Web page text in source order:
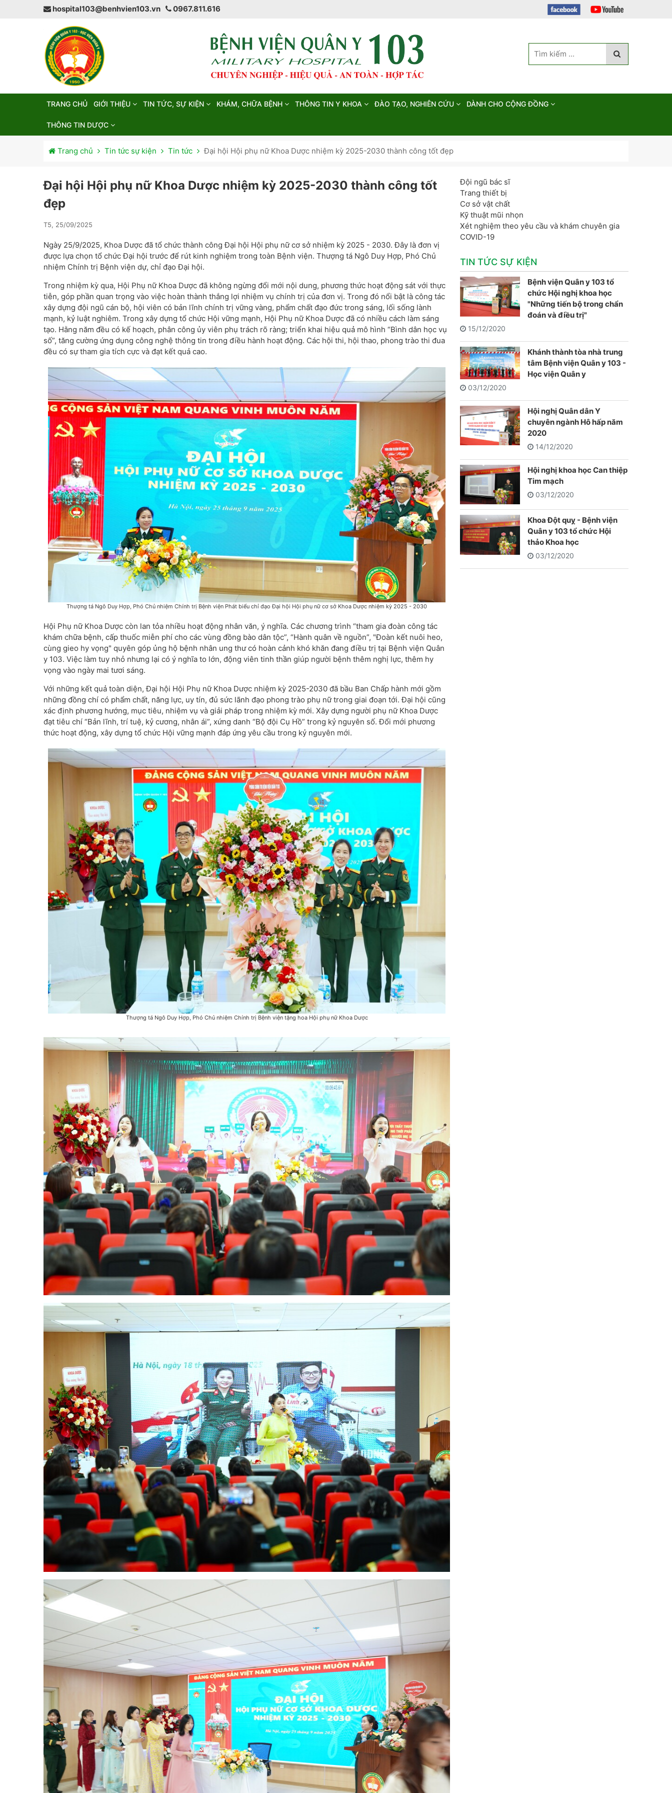
hospital103@benhvien103.vn 0967.811.616
TRANG CHỦ GIỚI THIỆU TIN TỨC, SỰ KIỆN KHÁM, CHỮA BỆNH THÔNG TIN Y KHOA ĐÀO TẠO, NGHIÊN CỨU DÀNH CHO CỘNG ĐỒNG
THÔNG TIN DƯỢC
Trang chủ Tin tức sự kiện Tin tức Đại hội Hội phụ nữ Khoa Dược nhiệm kỳ 2025-2030 thành công tốt đẹp
Đại hội Hội phụ nữ Khoa Dược nhiệm kỳ 2025-2030 thành công tốt
đẹp
T5, 25/09/2025
Ngày 25/9/2025, Khoa Dược đã tổ chức thành công Đại hội Hội phụ nữ cơ sở nhiệm kỳ 2025 - 2030. Đây là đơn vị
được lựa chọn tổ chức Đại hội trước để rút kinh nghiệm trong toàn Bệnh viện. Thượng tá Ngô Duy Hợp, Phó Chủ
nhiệm Chính trị Bệnh viện dự, chỉ đạo Đại hội.
Trong nhiệm kỳ qua, Hội Phụ nữ Khoa Dược đã không ngừng đổi mới nội dung, phương thức hoạt động sát với thực
tiễn, góp phần quan trọng vào việc hoàn thành thắng lợi nhiệm vụ chính trị của đơn vị. Trong đó nổi bật là công tác
xây dựng đội ngũ cán bộ, hội viên có bản lĩnh chính trị vững vàng, phẩm chất đạo đức trong sáng, lối sống lành
mạnh, kỷ luật nghiêm. Trong xây dựng tổ chức Hội vững mạnh, Hội Phụ nữ Khoa Dược đã có nhiều cách làm sáng
tạo. Hằng năm đều có kế hoạch, phân công ủy viên phụ trách rõ ràng; triển khai hiệu quả mô hình “Bình dân học vụ
số”, tăng cường ứng dụng công nghệ thông tin trong điều hành hoạt động. Các hội thi, hội thao, phong trào thi đua
đều có sự tham gia tích cực và đạt kết quả cao.
Thượng tá Ngô Duy Hợp, Phó Chủ nhiệm Chính trị Bệnh viện Phát biểu chỉ đạo Đại hội Hội phụ nữ cơ sở Khoa Dược nhiệm kỳ 2025 - 2030
Hội Phụ nữ Khoa Dược còn lan tỏa nhiều hoạt động nhân văn, ý nghĩa. Các chương trình “tham gia đoàn công tác
khám chữa bệnh, cấp thuốc miễn phí cho các vùng đồng bào dân tộc”, “Hành quân về nguồn”, "Đoàn kết nuôi heo,
cùng gieo hy vọng" quyên góp ủng hộ bệnh nhân ung thư có hoàn cảnh khó khăn đang điều trị tại Bệnh viện Quân
y 103. Việc làm tuy nhỏ nhưng lại có ý nghĩa to lớn, động viên tinh thần giúp người bệnh thêm nghị lực, thêm hy
vọng vào ngày mai tươi sáng.
Với những kết quả toàn diện, Đại hội Hội Phụ nữ Khoa Dược nhiệm kỳ 2025-2030 đã bầu Ban Chấp hành mới gồm
những đồng chí có phẩm chất, năng lực, uy tín, đủ sức lãnh đạo phong trào phụ nữ trong giai đoạn tới. Đại hội cũng
xác định phương hướng, mục tiêu, nhiệm vụ và giải pháp trong nhiệm kỳ mới. Xây dựng người phụ nữ Khoa Dược
đạt tiêu chí “Bản lĩnh, trí tuệ, kỷ cương, nhân ái”, xứng danh “Bộ đội Cụ Hồ” trong kỷ nguyên số. Đổi mới phương
thức hoạt động, xây dựng tổ chức Hội vững mạnh đáp ứng yêu cầu trong kỷ nguyên mới.
Thượng tá Ngô Duy Hợp, Phó Chủ nhiệm Chính trị Bệnh viện tặng hoa Hội phụ nữ Khoa Dược
Đội ngũ bác sĩ
Trang thiết bị
Cơ sở vật chất
Kỹ thuật mũi nhọn
Xét nghiệm theo yêu cầu và khám chuyên gia
COVID-19
TIN TỨC SỰ KIỆN
Bệnh viện Quân y 103 tổ
chức Hội nghị khoa học
"Những tiến bộ trong chẩn
đoán và điều trị"
15/12/2020
Khánh thành tòa nhà trung
tâm Bệnh viện Quân y 103 -
Học viện Quân y
03/12/2020
Hội nghị Quân dân Y
chuyên ngành Hô hấp năm
2020
14/12/2020
Hội nghị khoa học Can thiệp
Tim mạch
03/12/2020
Khoa Đột quỵ - Bệnh viện
Quân y 103 tổ chức Hội
thảo Khoa học
03/12/2020